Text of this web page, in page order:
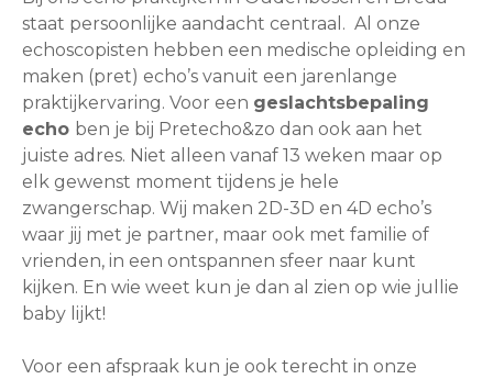
staat persoonlijke aandacht centraal. Al onze
echoscopisten hebben een medische opleiding en
maken (pret) echo’s vanuit een jarenlange
praktijkervaring. Voor een geslachtsbepaling
echo ben je bij Pretecho&zo dan ook aan het
juiste adres. Niet alleen vanaf 13 weken maar op
elk gewenst moment tijdens je hele
zwangerschap. Wij maken 2D-3D en 4D echo’s
waar jij met je partner, maar ook met familie of
vrienden, in een ontspannen sfeer naar kunt
kijken. En wie weet kun je dan al zien op wie jullie
baby lijkt!
Voor een afspraak kun je ook terecht in onze